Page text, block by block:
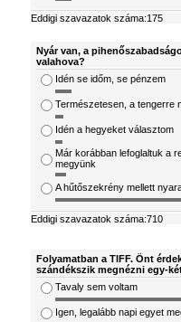
Eddigi szavazatok száma:175
Nyár van, a
valahova?
Idén se időm, se pénzem
Természetesen, a tengerre
Idén a hegyeket választom
Már korábban lefoglaltuk a
megyünk
A hűtőszekrény mellett
Eddigi szavazatok száma:710
Folyamatban a TIFF. Önt
szándékszik megnézni egy-
Tavaly sem voltam
Igen, legalább napi egyet